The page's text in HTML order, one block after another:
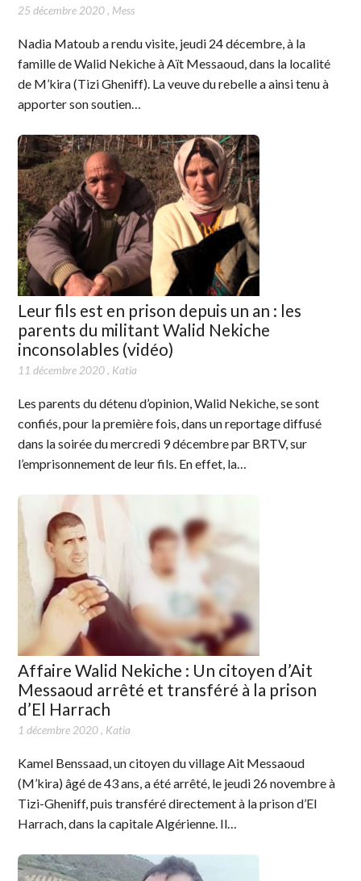
25 décembre 2020, Mess
Nadia Matoub a rendu visite, jeudi 24 décembre, à la
famille de Walid Nekiche à Aït Messaoud, dans la localité
de M’kira (Tizi Gheniff). La veuve du rebelle a ainsi tenu à
apporter son soutien…
Leur fils est en prison depuis un an : les
parents du militant Walid Nekiche
inconsolables (vidéo)
11 décembre 2020, Katia
Les parents du détenu d’opinion, Walid Nekiche, se sont
confiés, pour la première fois, dans un reportage diffusé
dans la soirée du mercredi 9 décembre par BRTV, sur
l’emprisonnement de leur fils. En effet, la…
Affaire Walid Nekiche : Un citoyen d’Ait
Messaoud arrêté et transféré à la prison
d’El Harrach
1 décembre 2020, Katia
Kamel Benssaad, un citoyen du village Ait Messaoud
(M’kira) âgé de 43 ans, a été arrêté, le jeudi 26 novembre à
Tizi-Gheniff, puis transféré directement à la prison d’El
Harrach, dans la capitale Algérienne. Il…